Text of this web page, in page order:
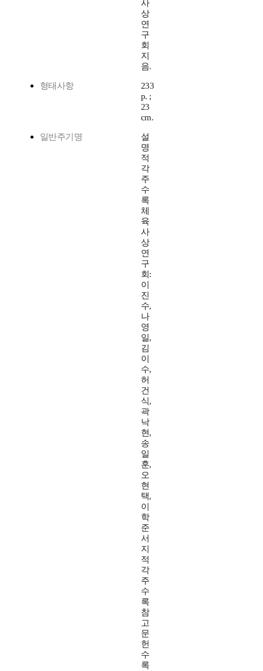
사
상
연
구
회
지
음.
형태사항
233
p. ;
23
cm.
일반주기명
설
명
적
각
주
수
록
체
육
사
상
연
구
회:
이
진
수,
나
영
일,
김
이
수,
허
건
식,
곽
낙
현,
송
일
훈,
오
현
택,
이
학
준
서
지
적
각
주
수
록
참
고
문
헌
수
록